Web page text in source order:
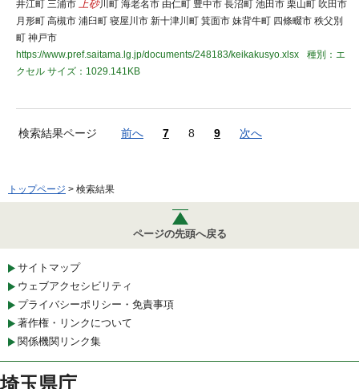
井江町 三浦市 上砂川町 海老名市 由仁町 豊中市 長沼町 池田市 栗山町 吹田市
月形町 高槻市 浦臼町 寝屋川市 新十津川町 箕面市 妹背牛町 四條畷市 秩父別
町 神戸市
https://www.pref.saitama.lg.jp/documents/248183/keikakusyo.xlsx
種別：エ
クセル サイズ：1029.141KB
検索結果ページ 前へ 7 8 9 次へ
トップページ > 検索結果
ページの先頭へ戻る
サイトマップ
ウェブアクセシビリティ
プライバシーポリシー・免責事項
著作権・リンクについて
関係機関リンク集
埼玉県庁